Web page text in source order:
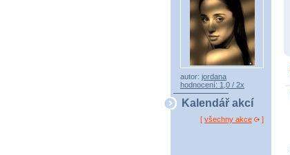
autor: jordana
hodnocení: 1,0 / 2x
Kalendář akcí
[ všechny akce ]